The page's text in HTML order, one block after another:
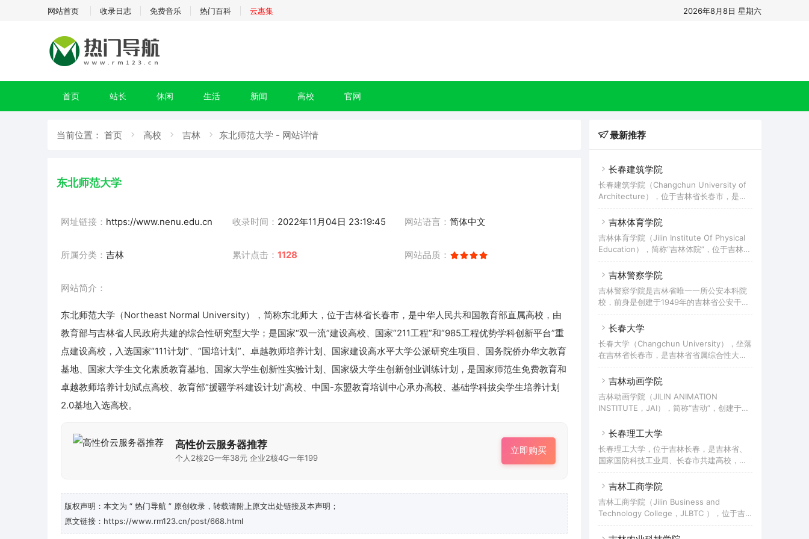
网站首页 收录日志 免费音乐 热门百科 云惠集 2026年8月8日 星期六
首页 站长 休闲 生活 新闻 高校 官网
当前位置： 首页 高校 吉林 东北师范大学 - 网站详情
东北师范大学
网址链接： https://www.nenu.edu.cn 收录时间： 2022年11月04日 23:19:45 网站语言： 简体中文
所属分类： 吉林 累计点击：1128 网站品质：
网站简介：
东北师范大学（Northeast Normal University），简称东北师大，位于吉林省长春市，是中华人民共和国教育部直属高校，由
教育部与吉林省人民政府共建的综合性研究型大学；是国家“双一流”建设高校、国家“211工程”和“985工程优势学科创新平台”重
点建设高校，入选国家“111计划”、“国培计划”、卓越教师培养计划、国家建设高水平大学公派研究生项目、国务院侨办华文教育
基地、国家大学生文化素质教育基地、国家大学生创新性实验计划、国家级大学生创新创业训练计划，是国家师范生免费教育和
卓越教师培养计划试点高校、教育部“援疆学科建设计划”高校、中国-东盟教育培训中心承办高校、基础学科拔尖学生培养计划
2.0基地入选高校。
高性价云服务器推荐
个人2核2G一年38元 企业2核4G一年199
立即购买
版权声明：本文为 “ 热门导航 ” 原创收录，转载请附上原文出处链接及本声明；
原文链接：https://www.rm123.cn/post/668.html
最新推荐
长春建筑学院
长春建筑学院（Changchun University of
Architecture），位于吉林省长春市，是经
学校，是教育部人工智能学院首批项目培育
学校、吉林省首批试点转型发展试点校、吉
林省硕士学位授予权立项建设单位，入选吉
林省“三全育人”综合改革试点高校、吉林省
一路”建筑类大学国际联盟成员高校。
吉林体育学院
吉林体育学院（Jilin Institute Of Physical
Education），简称“吉林体院”，位于吉林省
衔接试点单位、吉林省博士学位授予立项建
校。 学校始于1958年创建的长春体育学院。
1961年，学院更名为吉林体育学院。2004
运动学校并入吉林体育学院。
吉林警察学院
吉林警察学院是吉林省唯一一所公安本科院
校，前身是创建于1949年的吉林省公安干部
安专科学校，是全国首批设置的13所公安专
林公安高等专科学校更名吉林警察学院，校
名沿用至今。
长春大学
长春大学（Changchun University），坐落
在吉林省长春市，是吉林省省属综合性大
高等学校，入选中国政府奖学金来华留学生
部“双万计划”、国家级大学生创新创业训练
计划、国家级人才培养模式创新实验区、全
创新创业教育改革示范高校、吉林省特色高
水平学科专业建设项目。
吉林动画学院
吉林动画学院（JILIN ANIMATION
INSTITUTE，JAI），简称“吉动”，创建于
通本科高校，学校是一所以动漫游类专业为
养动漫游戏人才的高等学府，是亚洲最大的
国家级动漫教学研究机构，规模属全球最大
的摇篮”。
长春理工大学
长春理工大学，位于吉林长春，是吉林省、
国家国防科技工业局、长春市共建高校，教
校，国家级大学生创新创业训练计划实施学
人”综合改革试点高校，上海合作组织大学院
校，中俄综合性大学联盟、中俄工科大学联
吉林工商学院
吉林工商学院（Jilin Business and
Technology College，JLBTC ），位于吉
本科教育为主、专科教育为辅的财经性应用